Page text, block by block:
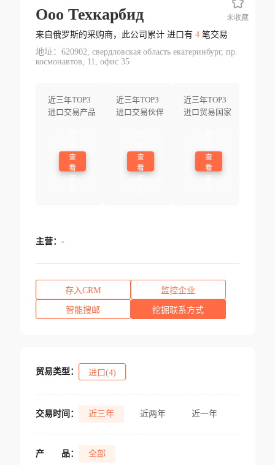
Ооо Техкарбид
来自俄罗斯的采购商，此公司累计 进口有 4笔交易
地址：620902, свердловская область екатеринбург, пр.
космонавтов, 11, офис 35
近三年TOP3
进口交易产品
查
看
近三年TOP3
进口交易伙伴
查
看
近三年TOP3
进口贸易国家
查
看
未收藏
主营： -
存入CRM 监控企业
智能搜邮 挖掘联系方式
贸易类型： 进口(4)
交易时间： 近三年 近两年 近一年
产 品： 全部